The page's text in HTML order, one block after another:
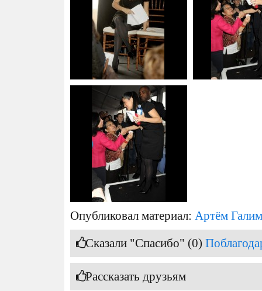
Опубликовал материал: Артём
Сказали "Спасибо" (0)
Рассказать друзьям